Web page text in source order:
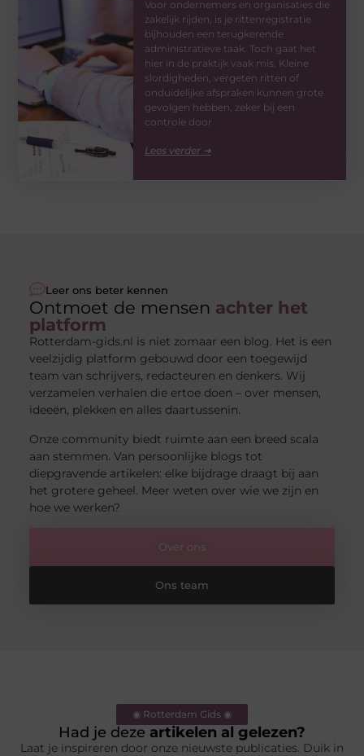
Voor ondernemers en organisaties die
zakelijk rijden, is je rittenregistratie
bijhouden een terugkerende
administratieve taak. Toch gaat het
hier in de praktijk vaak mis. Kleine
slordigheden, vergeten ritten of
onduidelijke afspraken kunnen grote
gevolgen hebben, zeker bij een
controle door
Lees verder ➜
Leer ons beter kennen
Ontmoet de mensen achter het
platform
Rotterdam-gids.nl is niet zomaar een blog. Het is een
veelzijdig platform gebouwd door een toegewijd
team van schrijvers, redacteuren en denkers. Wij
verzamelen verhalen die ertoe doen – over mensen,
ideeën, plekken en alles daartussenin.
Onze community biedt ruimte aan een breed scala
aan stemmen. Van persoonlijke blogs tot
diepgravende artikelen: elke bijdrage draagt bij aan
het grotere geheel. Meer weten over wie we zijn en
hoe we werken?
Over ons
Ons team
◉ Rotterdam Gids ◉
Had je deze artikelen al gelezen?
Laat je inspireren door onze nieuwste publicaties. Duik in